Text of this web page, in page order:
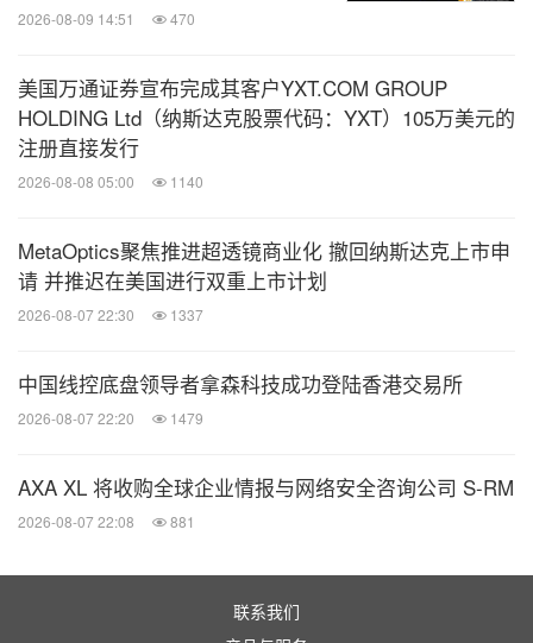
2026-08-09 14:51 470
美国万通证券宣布完成其客户YXT.COM GROUP
HOLDING Ltd（纳斯达克股票代码：YXT）105万美元的
注册直接发行
2026-08-08 05:00 1140
MetaOptics聚焦推进超透镜商业化 撤回纳斯达克上市申
请 并推迟在美国进行双重上市计划
2026-08-07 22:30 1337
中国线控底盘领导者拿森科技成功登陆香港交易所
2026-08-07 22:20 1479
AXA XL 将收购全球企业情报与网络安全咨询公司 S-RM
2026-08-07 22:08 881
联系我们